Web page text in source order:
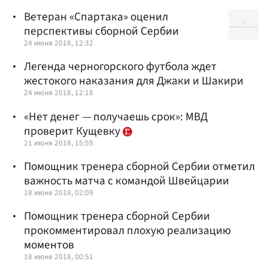
Ветеран «Спартака» оценил
перспективы сборной Сербии
24 июня 2018, 12:32
Легенда черногорского футбола ждет
жестокого наказания для Джаки и Шакири
24 июня 2018, 12:18
«Нет денег — получаешь срок»: МВД
проверит Кущевку
21 июня 2018, 15:59
Помощник тренера сборной Сербии отметил
важность матча с командой Швейцарии
18 июня 2018, 02:09
Помощник тренера сборной Сербии
прокомментировал плохую реализацию
моментов
18 июня 2018, 00:51